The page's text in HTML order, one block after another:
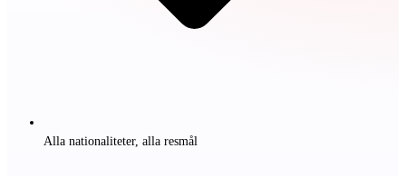
Alla nationaliteter, alla resmål